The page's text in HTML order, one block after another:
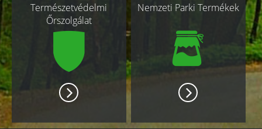
Természetvédelmi
Őrszolgálat
Nemzeti Parki Termékek